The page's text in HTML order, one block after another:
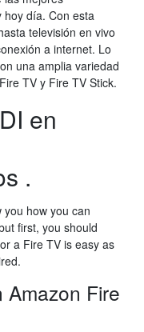
hoy día. Con esta
televisión en vivo
a internet. Lo
una amplia variedad
TV y Fire TV Stick.
en
.
how you can
first, you should
a Fire TV is easy as
Amazon Fire